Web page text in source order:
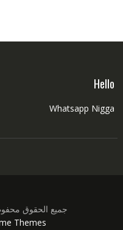
Hello
Whatsapp Nigga
جميع الحقوق
Themes